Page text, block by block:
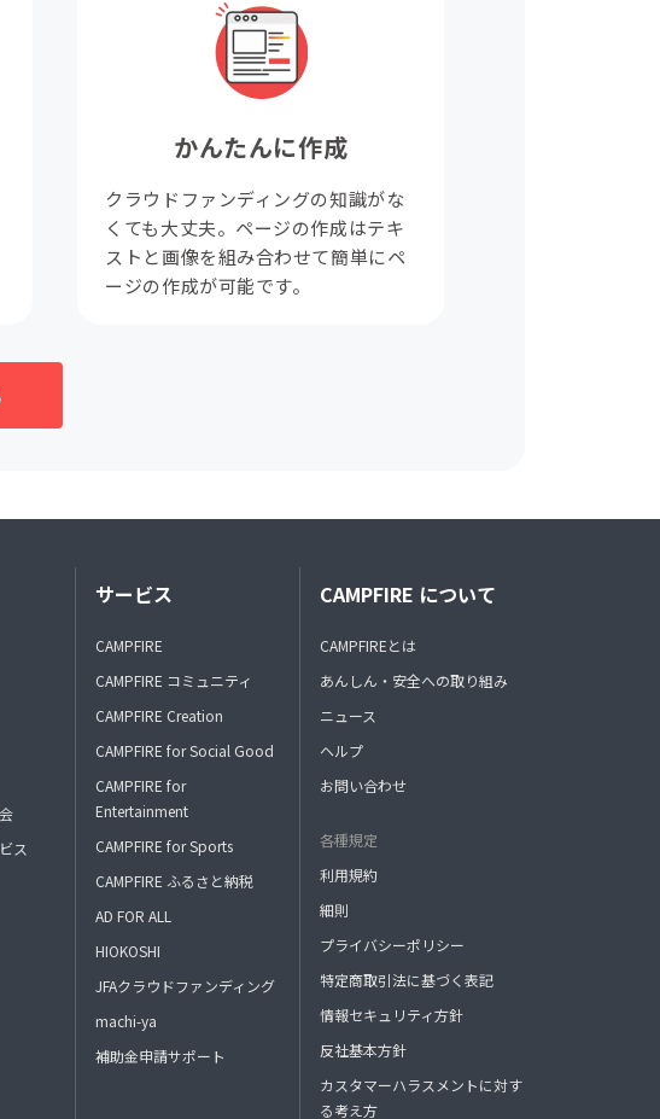
かんたんに作成
クラウドファンディングの知識がな
くても大丈夫。ページの作成はテキ
ストと画像を組み合わせて簡単にペ
ージの作成が可能です。
ス
サービス
CAMPFIRE
CAMPFIRE コミュニティ
CAMPFIRE Creation
CAMPFIRE for Social Good
CAMPFIRE for
Entertainment
CAMPFIRE for Sports
CAMPFIRE ふるさと納税
AD FOR ALL
HIOKOSHI
JFAクラウドファンディング
machi-ya
補助金申請サポート
CAMPFIRE について
CAMPFIREとは
あんしん・安全への取り組み
ニュース
ヘルプ
お問い合わせ
各種規定
利用規約
細則
プライバシーポリシー
特定商取引法に基づく表記
情報セキュリティ方針
反社基本方針
カスタマーハラスメントに対す
る考え方